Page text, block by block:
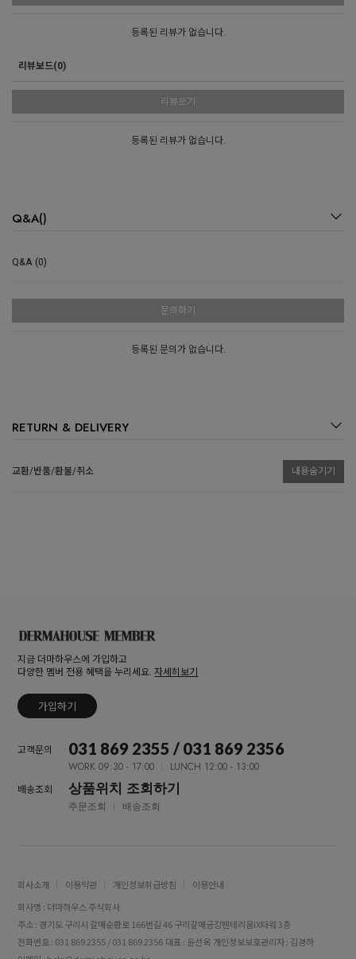
등록된 리뷰가 없습니다.
리뷰보드(0)
리뷰쓰기
등록된 리뷰가 없습니다.
Q&A()
Q&A (0)
문의하기
등록된 문의가 없습니다.
RETURN & DELIVERY
교환/반품/환불/취소 내용숨기기
지금 더마하우스에 가입하고
다양한 멤버 전용 혜택을 누리세요.자세히보기
가입하기
고객문의 031 869 2355 / 031 869 2356
WORK 09:30 - 17:00 LUNCH 12:00 - 13:00
배송조회 상품위치 조회하기
주문조회 배송조회
회사소개 이용약관 개인정보취급방침
이용안내
회사명 : 더마하우스 주식회사
주소 : 경기도 구리시 갈매순환로 166번길 46 구리갈매금강펜테리움IX타워 3층
전화번호 : 031 869 2355 / 031 869 2356 대표 : 윤선옥 개인정보보호관리자 : 김경하